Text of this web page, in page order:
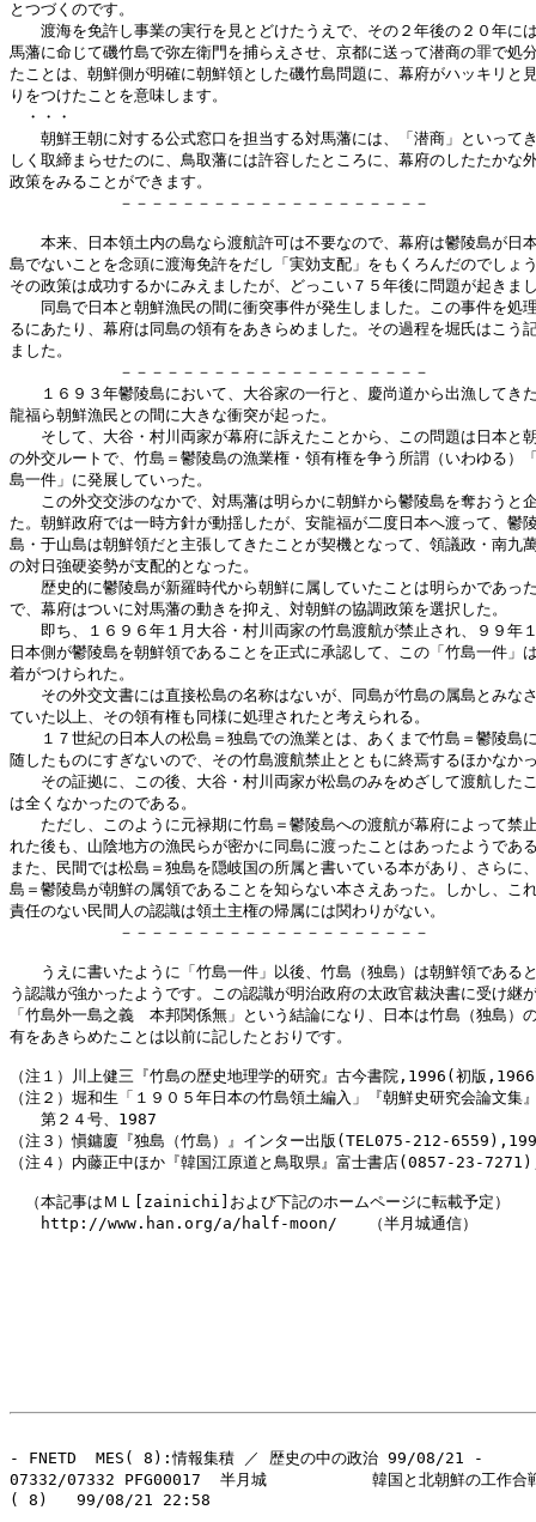
とつづくのです。
渡海を免許し事業の実行を見とどけたうえで、その２年後の２０年に
馬藩に命じて磯竹島で弥左衛門を捕らえさせ、京都に送って潜商の罪で処
たことは、朝鮮側が明確に朝鮮領とした磯竹島問題に、幕府がハッキリと
りをつけたことを意味します。
・・・
朝鮮王朝に対する公式窓口を担当する対馬藩には、「潜商」といって
しく取締まらせたのに、鳥取藩には許容したところに、幕府のしたたかな
政策をみることができます。
－－－－－－－－－－－－－－－－－－－－
本来、日本領土内の島なら渡航許可は不要なので、幕府は鬱陵島が日
島でないことを念頭に渡海免許をだし「実効支配」をもくろんだのでしょ
その政策は成功するかにみえましたが、どっこい７５年後に問題が起きま
同島で日本と朝鮮漁民の間に衝突事件が発生しました。この事件を処
るにあたり、幕府は同島の領有をあきらめました。その過程を堀氏はこう
ました。
－－－－－－－－－－－－－－－－－－－－
１６９３年鬱陵島において、大谷家の一行と、慶尚道から出漁してき
龍福ら朝鮮漁民との間に大きな衝突が起った。
そして、大谷・村川両家が幕府に訴えたことから、この問題は日本と
の外交ルートで、竹島＝鬱陵島の漁業権・領有権を争う所謂（いわゆる）
島一件」に発展していった。
この外交交渉のなかで、対馬藩は明らかに朝鮮から鬱陵島を奪おうと
た。朝鮮政府では一時方針が動揺したが、安龍福が二度日本へ渡って、鬱
島・于山島は朝鮮領だと主張してきたことが契機となって、領議政・南九
の対日強硬姿勢が支配的となった。
歴史的に鬱陵島が新羅時代から朝鮮に属していたことは明らかであっ
で、幕府はついに対馬藩の動きを抑え、対朝鮮の協調政策を選択した。
即ち、１６９６年１月大谷・村川両家の竹島渡航が禁止され、９９年
日本側が鬱陵島を朝鮮領であることを正式に承認して、この「竹島一件」
着がつけられた。
その外交文書には直接松島の名称はないが、同島が竹島の属島とみな
ていた以上、その領有権も同様に処理されたと考えられる。
１７世紀の日本人の松島＝独島での漁業とは、あくまで竹島＝鬱陵島
随したものにすぎないので、その竹島渡航禁止とともに終焉するほかなか
その証拠に、この後、大谷・村川両家が松島のみをめざして渡航した
は全くなかったのである。
ただし、このように元禄期に竹島＝鬱陵島への渡航が幕府によって禁
れた後も、山陰地方の漁民らが密かに同島に渡ったことはあったようであ
また、民間では松島＝独島を隠岐国の所属と書いている本があり、さらに
島＝鬱陵島が朝鮮の属領であることを知らない本さえあった。しかし、こ
責任のない民間人の認識は領土主権の帰属には関わりがない。
－－－－－－－－－－－－－－－－－－－－
うえに書いたように「竹島一件」以後、竹島（独島）は朝鮮領である
う認識が強かったようです。この認識が明治政府の太政官裁決書に受け継
「竹島外一島之義　本邦関係無」という結論になり、日本は竹島（独島）
有をあきらめたことは以前に記したとおりです。
（注１）川上健三『竹島の歴史地理学的研究』古今書院,1996(初版
（注２）堀和生「１９０５年日本の竹島領土編入」『朝鮮史研究会論文集
第２４号、1987
（注３）愼鏞廈『独島（竹島）』インター出版(TEL075-212-
（注４）内藤正中ほか『韓国江原道と鳥取県』富士書店(0857-23-
（本記事はＭＬ[zainichi]および下記のホームページに転載予定）
http://www.han.org/a/half-moon/　　（半月城通信）
- FNETD  MES( 8):情報集積 ／ 歴史の中の政治 99/08/21 -
07332/07332 PFG00017  半月城           韓国と北朝鮮の工作合
( 8)   99/08/21 22:58